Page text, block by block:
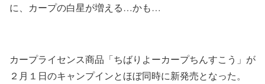
に、カープの白星が増える…かも…
カープライセンス商品「ちばりよーカープちんすこう」が
２月１日のキャンプインとほぼ同時に新発売となった。